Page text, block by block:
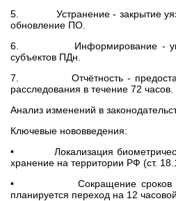
5. Устранение - закрытие
обновление ПО.
6. Информирование -
субъектов ПДн.
7. Отчётность -
расследования в течение 72 часов.
Анализ изменений в
Ключевые нововведения:
• Локализация
хранение на территории РФ (ст.
• Сокращение сроков
планируется переход на 12